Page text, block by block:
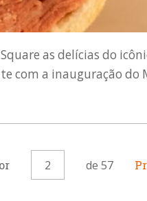
as delícias do
com a inauguração do
2 de 57